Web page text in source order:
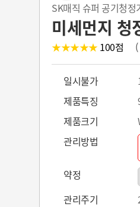
SK매직 슈퍼 공기청
미세먼지
★★★★★ 100점
일시불가
제품특징
제품크기
관리방법
약정
관리주기